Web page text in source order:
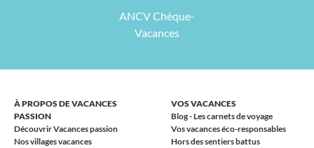
ANCV Chèque-
Vacances
À PROPOS DE VACANCES
PASSION
Découvrir Vacances passion
Nos villages vacances
VOS VACANCES
Blog - Les carnets de voyage
Vos vacances éco-responsables
Hors des sentiers battus